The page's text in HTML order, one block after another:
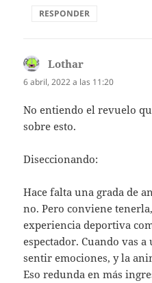
RESPONDER
Lothar
6 abril, 2022 a las 11:20
No entiendo el revuelo
sobre esto.
Diseccionando:
Hace falta una grada de
no. Pero conviene
experiencia deportiva
espectador. Cuando vas a
sentir emociones, y la
Eso redunda en más